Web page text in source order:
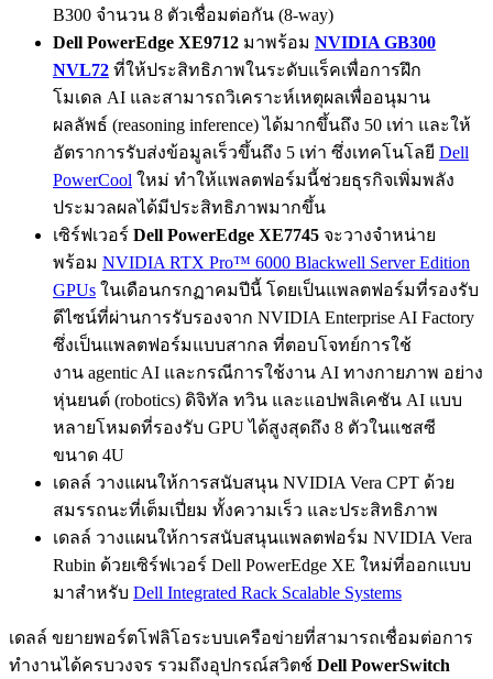
B300 จำนวน 8 ตัวเชื่อมต่อกัน (8-way)
Dell PowerEdge XE9712 มาพร้อม NVIDIA GB300
NVL72 ที่ให้ประสิทธิภาพในระดับแร็คเพื่อการฝึก
โมเดล AI และสามารถวิเคราะห์เหตุผลเพื่ออนุมาน
ผลลัพธ์ (reasoning inference) ได้มากขึ้นถึง 50 เท่า และให้
อัตราการรับส่งข้อมูลเร็วขึ้นถึง 5 เท่า ซึ่งเทคโนโลยี Dell
PowerCool ใหม่ ทำให้แพลตฟอร์มนี้ช่วยธุรกิจเพิ่มพลัง
ประมวลผลได้มีประสิทธิภาพมากขึ้น
เซิร์ฟเวอร์ Dell PowerEdge XE7745 จะวางจำหน่าย
พร้อม NVIDIA RTX Pro™ 6000 Blackwell Server Edition
GPUs ในเดือนกรกฏาคมปีนี้ โดยเป็นแพลตฟอร์มที่รองรับ
ดีไซน์ที่ผ่านการรับรองจาก NVIDIA Enterprise AI Factory
ซึ่งเป็นแพลตฟอร์มแบบสากล ที่ตอบโจทย์การใช้
งาน agentic AI และกรณีการใช้งาน AI ทางกายภาพ อย่าง
หุ่นยนต์ (robotics) ดิจิทัล ทวิน และแอปพลิเคชัน AI แบบ
หลายโหมดที่รองรับ GPU ได้สูงสุดถึง 8 ตัวในแชสซี
ขนาด 4U
เดลล์ วางแผนให้การสนับสนุน NVIDIA Vera CPT ด้วย
สมรรถนะที่เต็มเปี่ยม ทั้งความเร็ว และประสิทธิภาพ
เดลล์ วางแผนให้การสนับสนุนแพลตฟอร์ม NVIDIA Vera
Rubin ด้วยเซิร์ฟเวอร์ Dell PowerEdge XE ใหม่ที่ออกแบบ
มาสำหรับ Dell Integrated Rack Scalable Systems
เดลล์ ขยายพอร์ตโฟลิโอระบบเครือข่ายที่สามารถเชื่อมต่อการ
ทำงานได้ครบวงจร รวมถึงอุปกรณ์สวิตช์ Dell PowerSwitch